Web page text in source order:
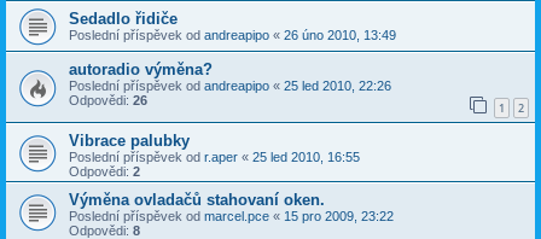
Sedadlo řidiče
Poslední příspěvek od andreapipo « 26 úno 2010, 13:49
autoradio výměna?
Poslední příspěvek od andreapipo « 25 led 2010, 22:26
Odpovědi: 26 1 2
Vibrace palubky
Poslední příspěvek od r.aper « 25 led 2010, 16:55
Odpovědi: 2
Výměna ovladačů stahovaní oken.
Poslední příspěvek od marcel.pce « 15 pro 2009, 23:22
Odpovědi: 8